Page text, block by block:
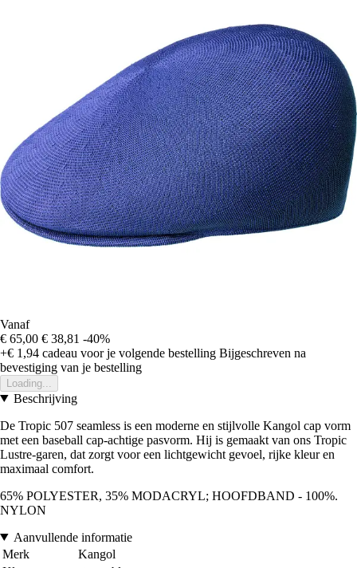
Vanaf
€ 65,00 € 38,81 -40%
+€ 1,94 cadeau voor je volgende bestelling Bijgeschreven na
bevestiging van je bestelling
Loading...
Beschrijving
De Tropic 507 seamless is een moderne en stijlvolle Kangol cap vorm
met een baseball cap-achtige pasvorm. Hij is gemaakt van ons Tropic
Lustre-garen, dat zorgt voor een lichtgewicht gevoel, rijke kleur en
maximaal comfort.
65% POLYESTER, 35% MODACRYL; HOOFDBAND - 100%.
NYLON
Aanvullende informatie
Merk
Kangol